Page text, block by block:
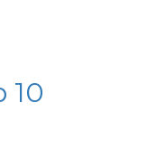
10